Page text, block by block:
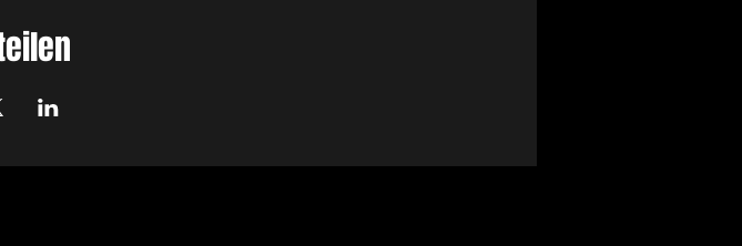
ist der Saal bereits ab 18 Uhr geöffnet.
Essen bestellt werden.
unter: